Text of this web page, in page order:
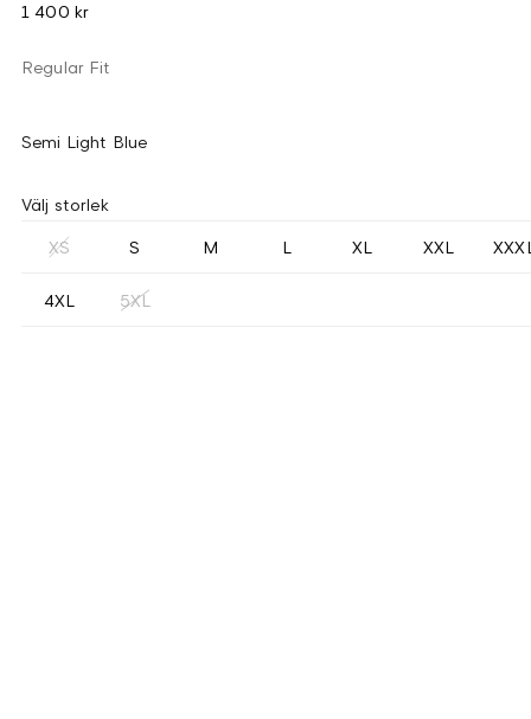
1 400 kr
Regular Fit
Semi Light Blue
Välj storlek
XS S M L XL XXL
4XL 5XL